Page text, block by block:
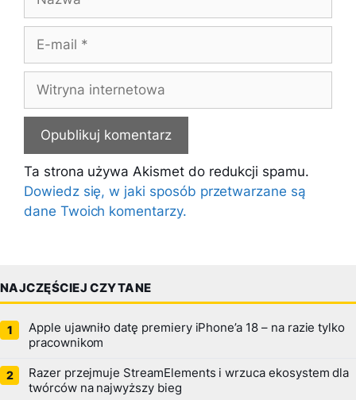
mail
internetowa
Ta strona używa Akismet do redukcji spamu.
Dowiedz się, w jaki sposób przetwarzane są
dane Twoich komentarzy.
NAJCZĘŚCIEJ CZYTANE
Apple ujawniło datę premiery iPhone’a 18 – na razie tylko
pracownikom
Razer przejmuje StreamElements i wrzuca ekosystem dla
twórców na najwyższy bieg